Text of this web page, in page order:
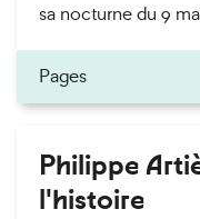
sa nocturne du 9
Pages
Philippe
l'histoire